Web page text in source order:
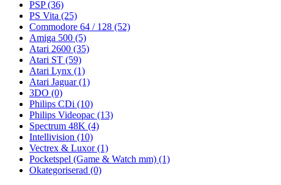
PSP(36)
PS Vita (25)
Commodore 64 / 128 (52)
Amiga 500 (5)
Atari 2600 (35)
Atari ST (59)
Atari Lynx (1)
Atari Jaguar(1)
3DO (0)
Philips CDi (10)
Philips Videopac (13)
Spectrum 48K (4)
Intellivision (10)
Vectrex & Luxor(1)
Pocketspel (Game & Watch mm) (1)
Okategoriserad (0)